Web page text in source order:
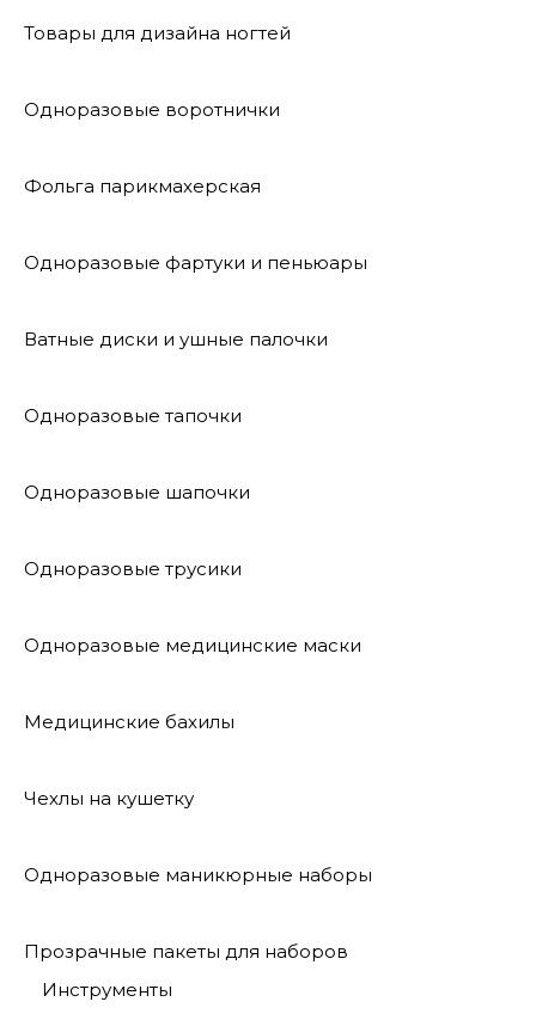
Товары для дизайна ногтей
Одноразовые воротнички
Фольга парикмахерская
Одноразовые фартуки и пеньюары
Ватные диски и ушные палочки
Одноразовые тапочки
Одноразовые шапочки
Одноразовые трусики
Одноразовые медицинские маски
Медицинские бахилы
Чехлы на кушетку
Одноразовые маникюрные наборы
Прозрачные пакеты для наборов
Инструменты